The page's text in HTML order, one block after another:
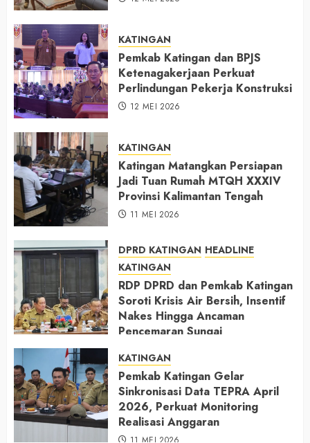
KATINGAN
Pemkab Katingan dan BPJS
Ketenagakerjaan Perkuat
Perlindungan Pekerja Konstruksi
12 MEI 2026
KATINGAN
Katingan Matangkan Persiapan
Jadi Tuan Rumah MTQH XXXIV
Provinsi Kalimantan Tengah
11 MEI 2026
DPRD KATINGAN HEADLINE
KATINGAN
RDP DPRD dan Pemkab Katingan
Soroti Krisis Air Bersih, Insentif
Nakes Hingga Ancaman
Pencemaran Sungai
KATINGAN
Pemkab Katingan Gelar
Sinkronisasi Data TEPRA April
2026, Perkuat Monitoring
Realisasi Anggaran
11 MEI 2026